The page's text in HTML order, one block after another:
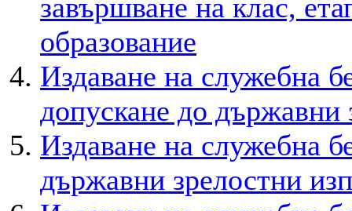
завършване на клас,
образование
Издаване на служебна
допускане до държавни
Издаване на служебна
държавни зрелостни